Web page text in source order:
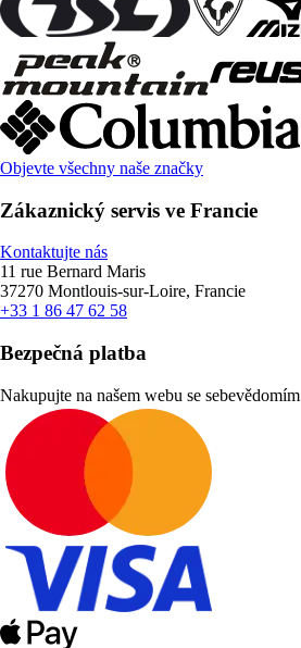
Objevte všechny naše značky
Zákaznický servis ve Francie
Kontaktujte nás
11 rue Bernard Maris
37270 Montlouis-sur-Loire, Francie
+33 1 86 47 62 58
Bezpečná platba
Nakupujte na našem webu se sebevědomím